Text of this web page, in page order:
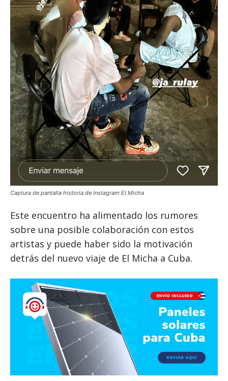
Captura de pantalla historia de Instagram El Micha
Este encuentro ha alimentado los rumores
sobre una posible colaboración con estos
artistas y puede haber sido la motivación
detrás del nuevo viaje de El Micha a Cuba.